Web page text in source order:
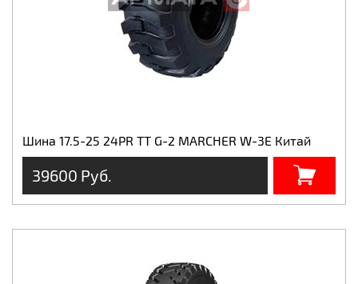
Шина 17.5-25 24PR TT G-2 MARCHER W-3E Китай
39600 Руб.